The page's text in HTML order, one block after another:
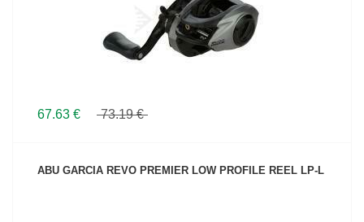
67.63 € 73.19 €
ABU GARCIA REVO PREMIER LOW PROFILE REEL LP-L